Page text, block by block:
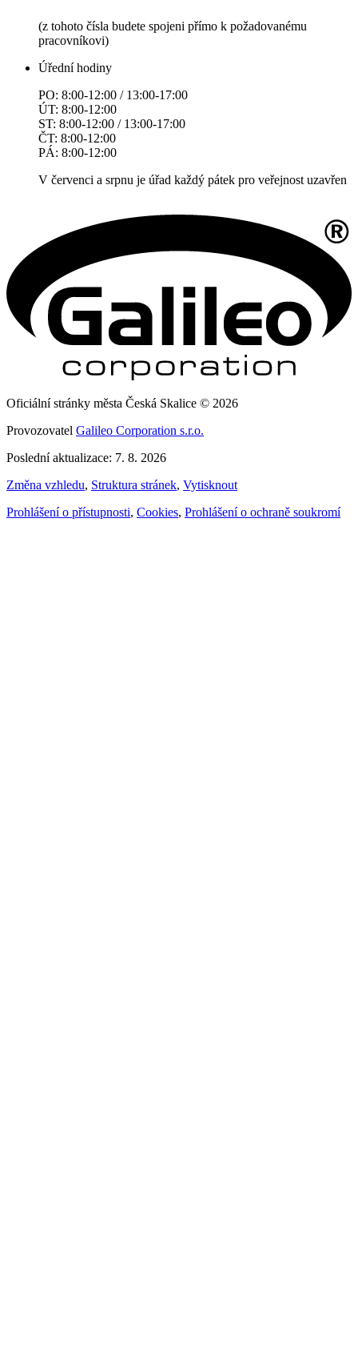
(z tohoto čísla budete spojeni přímo k požadovanému
pracovníkovi)
Úřední hodiny
PO: 8:00-12:00 / 13:00-17:00
ÚT: 8:00-12:00
ST: 8:00-12:00 / 13:00-17:00
ČT: 8:00-12:00
PÁ: 8:00-12:00
V červenci a srpnu je úřad každý pátek pro veřejnost uzavřen
Oficiální stránky města Česká Skalice © 2026
Provozovatel Galileo Corporation s.r.o.
Poslední aktualizace: 7. 8. 2026
Změna vzhledu, Struktura stránek, Vytisknout
Prohlášení o přístupnosti, Cookies, Prohlášení o ochraně soukromí